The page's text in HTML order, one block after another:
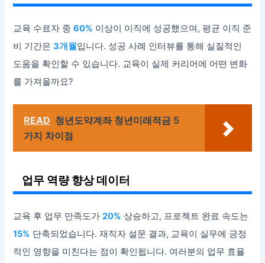
교육 수료자 중60% 이상이 이직에 성공했으며, 평균 이직 준
비 기간은3개월입니다. 성공 사례 인터뷰를 통해 실질적인
도움을 확인할 수 있습니다. 교육이 실제 커리어에 어떤 변화
를 가져올까요?
READ 청년도약계좌 청년미래적금 5
가지 차이점
업무 역량 향상 데이터
교육 후 업무 만족도가20% 상승하고, 프로젝트 완료 속도는
15% 단축되었습니다. 재직자 설문 결과, 교육이 실무에 긍정
적인 영향을 미친다는 점이 확인됩니다. 여러분의 업무 효율